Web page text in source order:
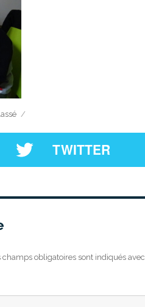
TWITTER
champs obligatoires sont indiqués avec